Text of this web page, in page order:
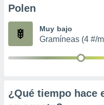
publicidad
1199
Polen
Muy bajo
Gramíneas (4 #/
¿Qué tiempo hace